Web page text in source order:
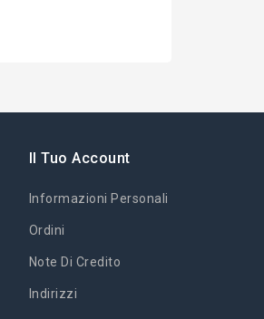
Il Tuo Account
Informazioni Personali
Ordini
Note Di Credito
Indirizzi